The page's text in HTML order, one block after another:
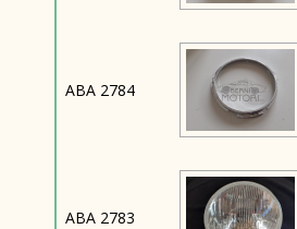
ABA 2784
ABA 2783